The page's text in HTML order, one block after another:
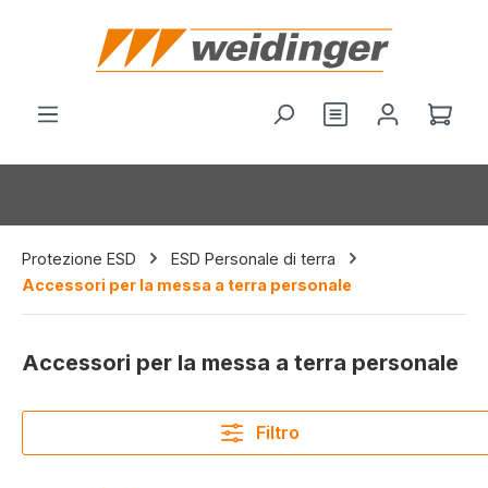
principale
Hai 0 articoliIl
Protezione ESD
ESD Personale di terra
Accessori per la messa a terra personale
Accessori per la messa a terra personale
Filtro